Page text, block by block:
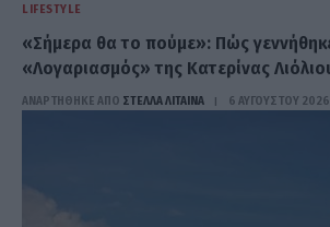
LIFESTYLE
«Σήμερα θα το πούμε»: Πώς
«Λογαριασμός» της Κατερίνας
ΑΝΑΡΤΗΘΗΚΕ ΑΠΟ ΣΤΈΛΛΑ ΛΊΤΑΙΝΑ 6 ΑΥΓΟΎΣΤΟΥ 2026